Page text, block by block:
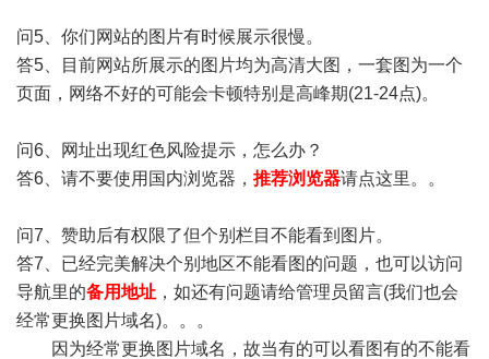
问5、你们网站的图片有时候展示很慢。
答5、目前网站所展示的图片均为高清大图，一套图为一个
页面，网络不好的可能会卡顿特别是高峰期(21-24点)。
问6、网址出现红色风险提示，怎么办？
答6、请不要使用国内浏览器， 推荐浏览器请点这里。。
问7、赞助后有权限了但个别栏目不能看到图片。
答7、已经完美解决个别地区不能看图的问题，也可以访问
导航里的备用地址 ，如还有问题请给管理员留言(我们也会
经常更换图片域名)。。。
因为经常更换图片域名，故当有的可以看图有的不能看